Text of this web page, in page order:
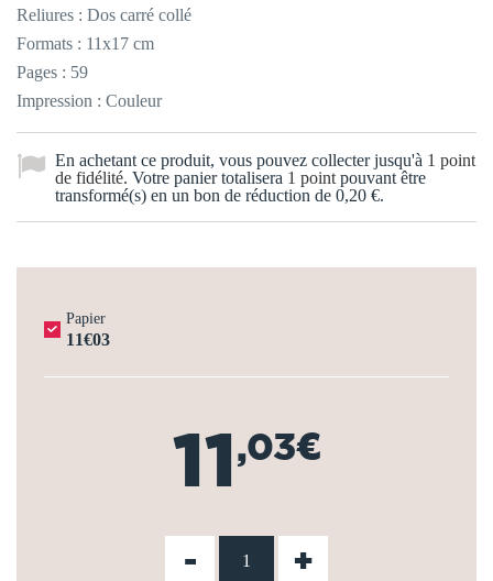
Reliures : Dos carré collé
Formats : 11x17 cm
Pages : 59
Impression : Couleur
En achetant ce produit, vous pouvez collecter jusqu'à 1 point
de fidélité. Votre panier totalisera 1 point pouvant être
transformé(s) en un bon de réduction de 0,20 €.
Papier
11€03
11,03€
- +